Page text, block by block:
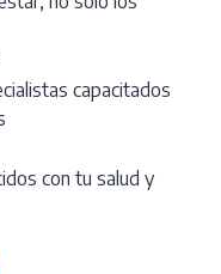
capacitados
con tu salud y